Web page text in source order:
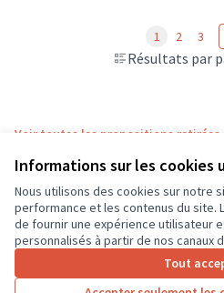
Informations sur les cookies
Nous utilisons des cookies sur notre
performance et les contenus du site.
de fournir une expérience utilisateur
personnalisés à partir de nos canaux
Tout
Résultats par
1 2 3
Voir toutes les propositions retirées
Conditions d'utilisation
Paramètres des cookies
CD37 sur X
(Lien externe)
CD37 sur Facebook
CD37 sur Instagram
CD37 sur YouTube
(Lien externe)